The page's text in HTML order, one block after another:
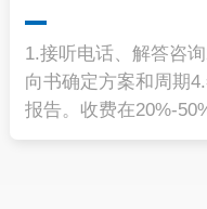
1.接听电话、解答咨
向书确定方案和周期
报告。收费在20%-